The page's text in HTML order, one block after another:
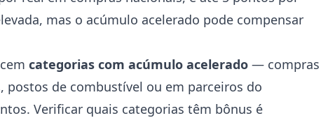
mas o acúmulo acelerado pode compensar
categorias com acúmulo acelerado — compras
postos de combustível ou em parceiros do
Verificar quais categorias têm bônus é